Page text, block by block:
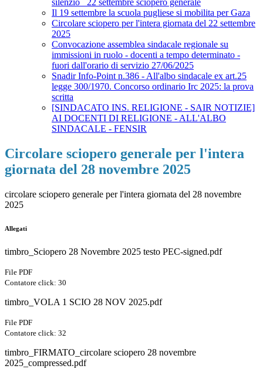
silenzio_ 22 settembre sciopero generale
Il 19 settembre la scuola pugliese si mobilita per Gaza
Circolare sciopero per l'intera giornata del 22 settembre
2025
Convocazione assemblea sindacale regionale su
immissioni in ruolo - docenti a tempo determinato -
fuori dall'orario di servizio 27/06/2025
Snadir Info-Point n.386 - All'albo sindacale ex art.25
legge 300/1970. Concorso ordinario Irc 2025: la prova
scritta
[SINDACATO INS. RELIGIONE - SAIR NOTIZIE]
AI DOCENTI DI RELIGIONE - ALL'ALBO
SINDACALE - FENSIR
Circolare sciopero generale per l'intera
giornata del 28 novembre 2025
circolare sciopero generale per l'intera giornata del 28 novembre
2025
Allegati
timbro_Sciopero 28 Novembre 2025 testo PEC-signed.pdf
File PDF
Contatore click: 30
timbro_VOLA 1 SCIO 28 NOV 2025.pdf
File PDF
Contatore click: 32
timbro_FIRMATO_circolare sciopero 28 novembre
2025_compressed.pdf